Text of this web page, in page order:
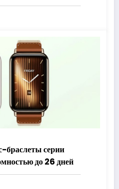
браслеты серии
до 26 дней